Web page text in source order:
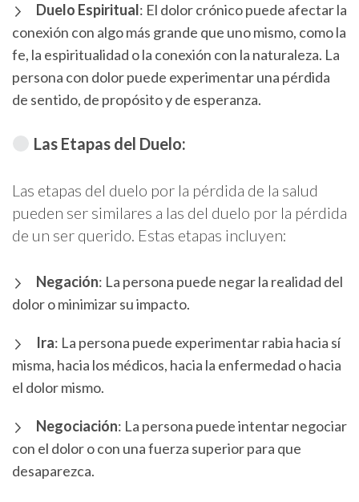
Duelo Espiritual: El dolor crónico puede afectar la
conexión con algo más grande que uno mismo, como la
fe, la espiritualidad o la conexión con la naturaleza. La
persona con dolor puede experimentar una pérdida
de sentido, de propósito y de esperanza.
Las Etapas del Duelo:
Las etapas del duelo por la pérdida de la salud
pueden ser similares a las del duelo por la pérdida
de un ser querido. Estas etapas incluyen:
Negación: La persona puede negar la realidad del
dolor o minimizar su impacto.
Ira: La persona puede experimentar rabia hacia sí
misma, hacia los médicos, hacia la enfermedad o hacia
el dolor mismo.
Negociación: La persona puede intentar negociar
con el dolor o con una fuerza superior para que
desaparezca.